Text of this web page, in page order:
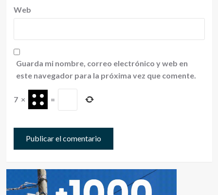
Web
Guarda mi nombre, correo electrónico y web en
este navegador para la próxima vez que comente.
7 × =